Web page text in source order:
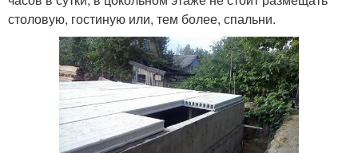
столовую, гостиную или, тем более, спальни.